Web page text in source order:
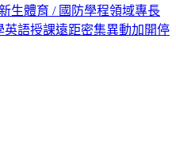
生體育 / 國防學程領域專長
英語授課遠距密集異動加開停